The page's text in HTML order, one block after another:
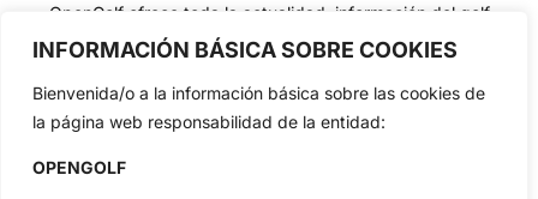
INFORMACIÓN BÁSICA SOBRE COOKIES
Bienvenida/o a la información básica sobre las cookies de
la página web responsabilidad de la entidad:
OPENGOLF
OpenGolf ofrece toda la actualidad, información del golf
profesional y amateur, resultados en directo, vídeos, noticias,
Jon Rahm, LIV Golf, PGA Tour, Ryder Cup, DP World Tour, LPGA
Categorias
Actualidad